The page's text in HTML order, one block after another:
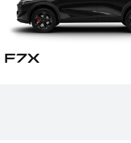
F7X